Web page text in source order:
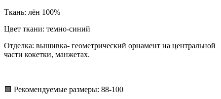
Ткань: лён 100%
Цвет ткани: темно-синий
Отделка: вышивка- геометрический орнамент на центральной
части кокетки, манжетах.
🟩 Рекомендуемые размеры: 88-100